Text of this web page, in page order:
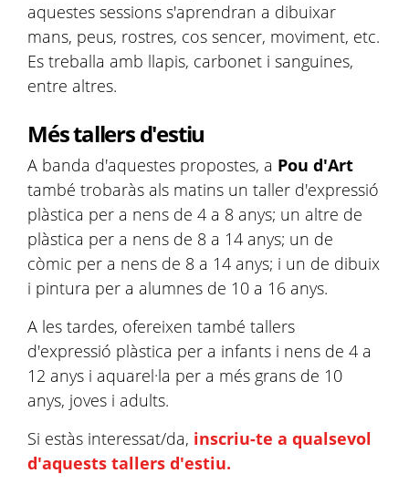
aquestes sessions s'aprendran a dibuixar
mans, peus, rostres, cos sencer, moviment, etc.
Es treballa amb llapis, carbonet i sanguines,
entre altres.
Més tallers d'estiu
A banda d'aquestes propostes, a Pou d'Art
també trobaràs als matins un taller d'expressió
plàstica per a nens de 4 a 8 anys; un altre de
plàstica per a nens de 8 a 14 anys; un de
còmic per a nens de 8 a 14 anys; i un de dibuix
i pintura per a alumnes de 10 a 16 anys.
A les tardes, ofereixen també tallers
d'expressió plàstica per a infants i nens de 4 a
12 anys i aquarel·la per a més grans de 10
anys, joves i adults.
Si estàs interessat/da, inscriu-te a qualsevol
d'aquests tallers d'estiu.